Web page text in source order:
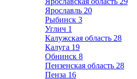
Ярославль 20
Рыбинск 3
Углич 1
Калужская область 28
Калуга 19
Обнинск 8
Пензенская область 28
Пенза 16